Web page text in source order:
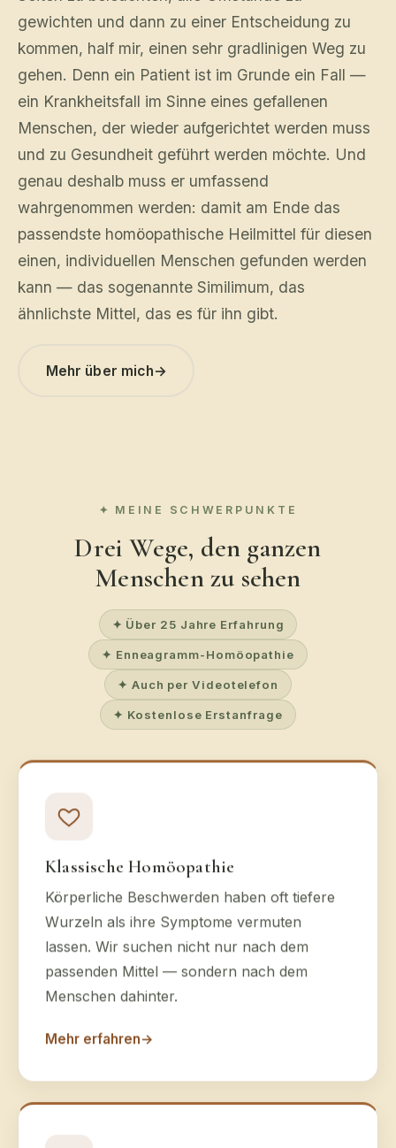
gewichten und dann zu einer Entscheidung zu
kommen, half mir, einen sehr gradlinigen Weg zu
gehen. Denn ein Patient ist im Grunde ein Fall —
ein Krankheitsfall im Sinne eines gefallenen
Menschen, der wieder aufgerichtet werden muss
und zu Gesundheit geführt werden möchte. Und
genau deshalb muss er umfassend
wahrgenommen werden: damit am Ende das
passendste homöopathische Heilmittel für diesen
einen, individuellen Menschen gefunden werden
kann — das sogenannte Similimum, das
ähnlichste Mittel, das es für ihn gibt.
Mehr über mich→
MEINE SCHWERPUNKTE
Drei Wege, den ganzen
Menschen zu sehen
✦ Über 25 Jahre Erfahrung
✦ Enneagramm-Homöopathie
✦ Auch per Videotelefon
✦ Kostenlose Erstanfrage
Klassische Homöopathie
Körperliche Beschwerden haben oft tiefere
Wurzeln als ihre Symptome vermuten
lassen. Wir suchen nicht nur nach dem
passenden Mittel — sondern nach dem
Menschen dahinter.
Mehr erfahren→